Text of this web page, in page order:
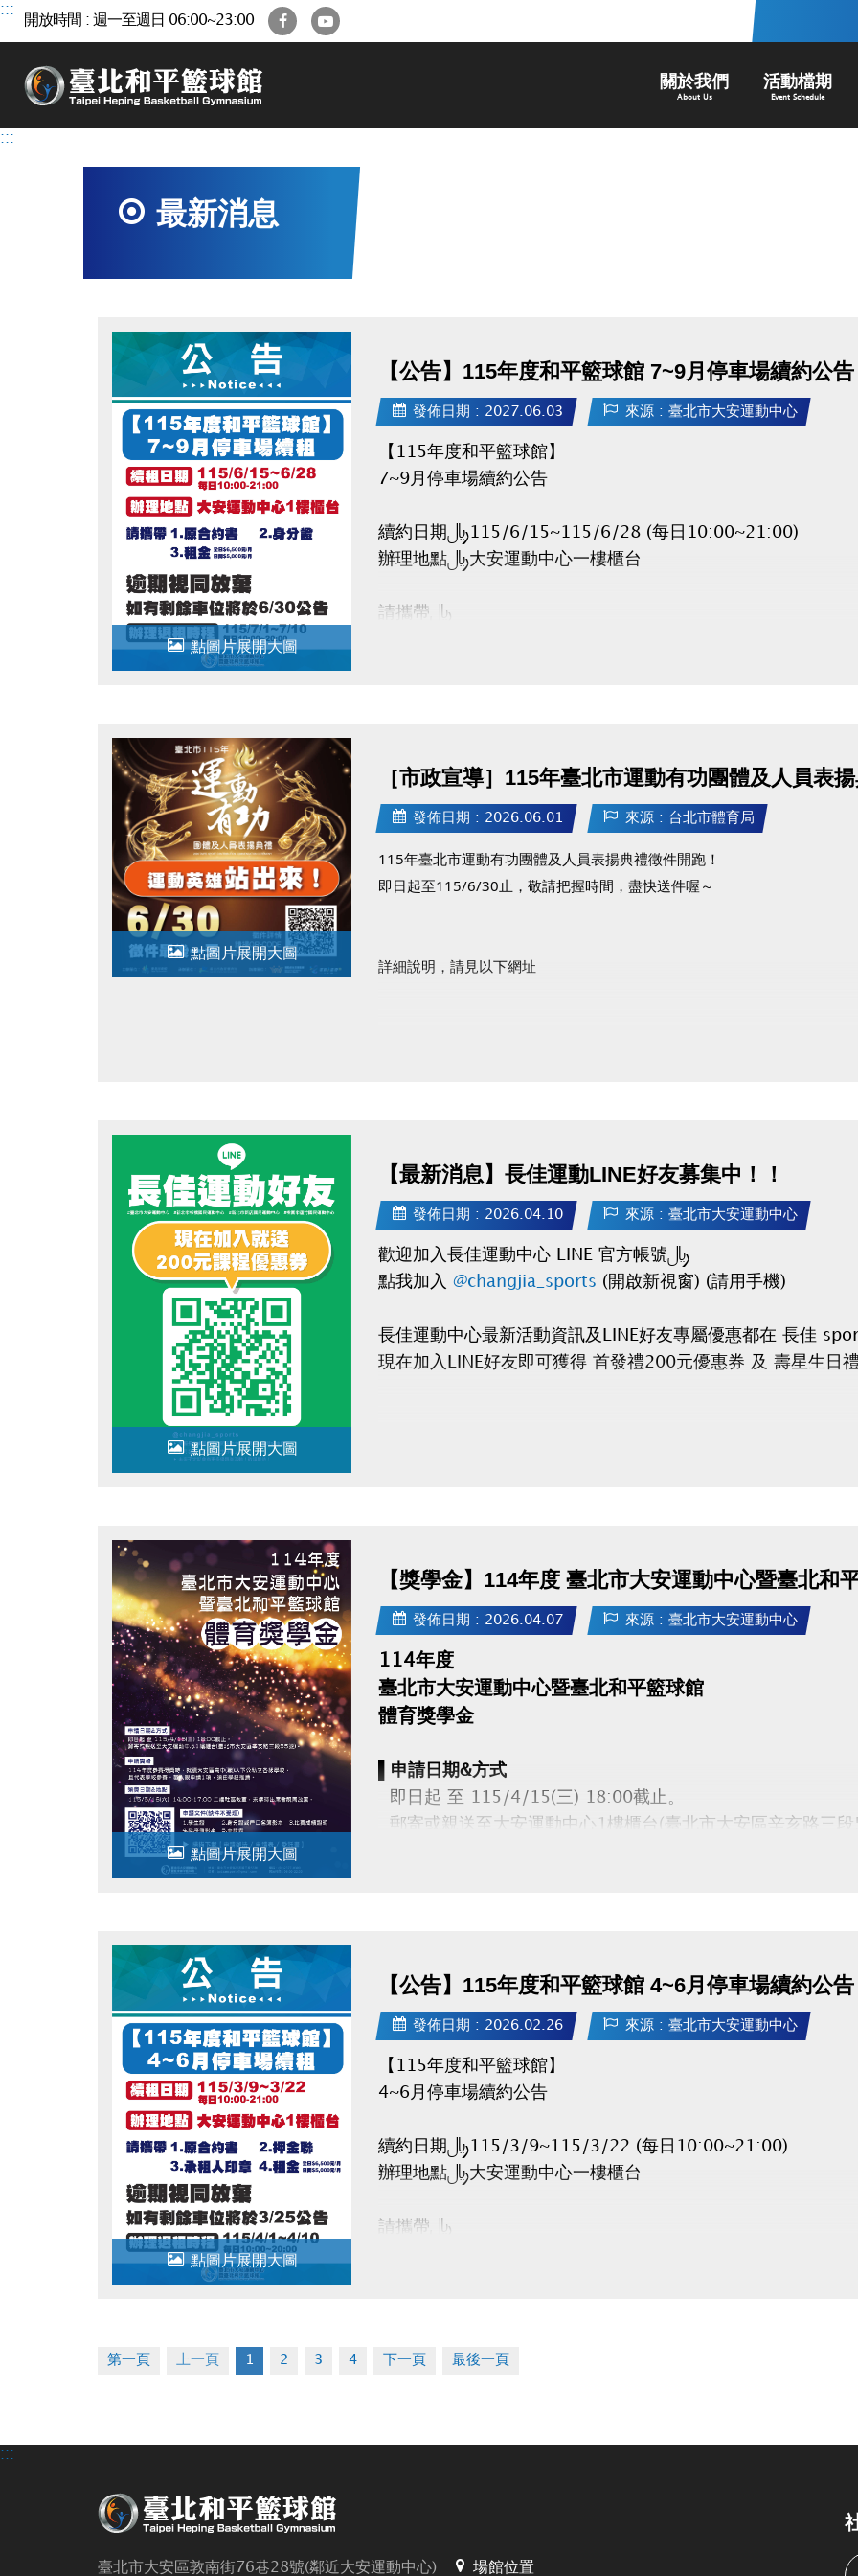
跳
區
:::
開放時間 : 週一至週日 06:00~23:00 FacebookYouTube
關於我們
About Us
活動檔期
Event Schedule
:::
最新消息
點圖片展開大圖
【公告】115年度和平籃球館 7~9月停車場續約公告
發佈日期 : 2027.06.03 來源 : 臺北市大安運動中心
【115年度和平籃球館】
7~9月停車場續約公告
續約日期：115/6/15~115/6/28 (每日10:00~21:00)
辦理地點：大安運動中心一樓櫃台
請攜帶：
如有剩餘車位將於6/30公告。
辦理退租時程：115/7/1~7/10 (每日10:00~20:00)
點圖片展開大圖
［市政宣導］115年臺北市運動有功團體及人員表
發佈日期 : 2026.06.01 來源 : 台北市體育局
115年臺北市運動有功團體及人員表揚典禮徵件開跑！
即日起至115/6/30止，敬請把握時間，盡快送件喔～
詳細說明，請見以下網址
點圖片展開大圖
【最新消息】長佳運動LINE好友募集中！！
發佈日期 : 2026.04.10 來源 : 臺北市大安運動中心
歡迎加入長佳運動中心 LINE 官方帳號：
點我加入@changjia_sports (開啟新視窗) (請用手機)
長佳運動中心最新活動資訊及LINE好友專屬優惠都在長佳
現在加入 LINE好友即可獲得首發禮200元優惠券 及壽星生日
點圖片展開大圖
【獎學金】114年度 臺北市大安運動中心暨臺北和
發佈日期 : 2026.04.07 來源 : 臺北市大安運動中心
114年度
臺北市大安運動中心暨臺北和平籃球館
體育獎學金
▌申請日期&方式
即日起 至 115/4/15(三) 18:00截止。
郵寄或親送至大安運動中心1樓櫃台(臺北市大安區辛亥路三
▌領獎日期&地點
115/5/16(六) 14:00-17:00 二樓社區教室，未準時出席者
！詳細規範請參閱申請辦法！
★點我下載【申請辦法 / 申請表 / 委託書】★
點圖片展開大圖
【公告】115年度和平籃球館 4~6月停車場續約公告
發佈日期 : 2026.02.26 來源 : 臺北市大安運動中心
【115年度和平籃球館】
4~6月停車場續約公告
續約日期：115/3/9~115/3/22 (每日10:00~21:00)
辦理地點：大安運動中心一樓櫃台
請攜帶：
辦理退租時程：115/4/1~4/10 (每日10:00~20:00)
第一頁 上一頁 1 2 3 4 下一頁 最後一頁
:::
臺北市大安區敦南街76巷28號(鄰近大安運動中心) 場館位置